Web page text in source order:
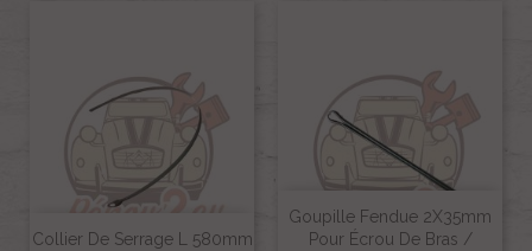
Collier De Serrage L 580mm
Goupille Fendue 2X35mm
Pour Écrou De Bras /